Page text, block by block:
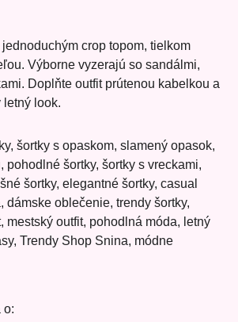
crop topom, tielkom
Výborne vyzerajú so sandálmi,
Doplňte outfit prútenou kabelkou a
letný look.
šortky s opaskom, slamený opasok,
pohodlné šortky, šortky s vreckami,
šortky, elegantné šortky, casual
dámske oblečenie, trendy šortky,
mestský outfit, pohodlná móda, letný
Trendy Shop Snina, módne
o: